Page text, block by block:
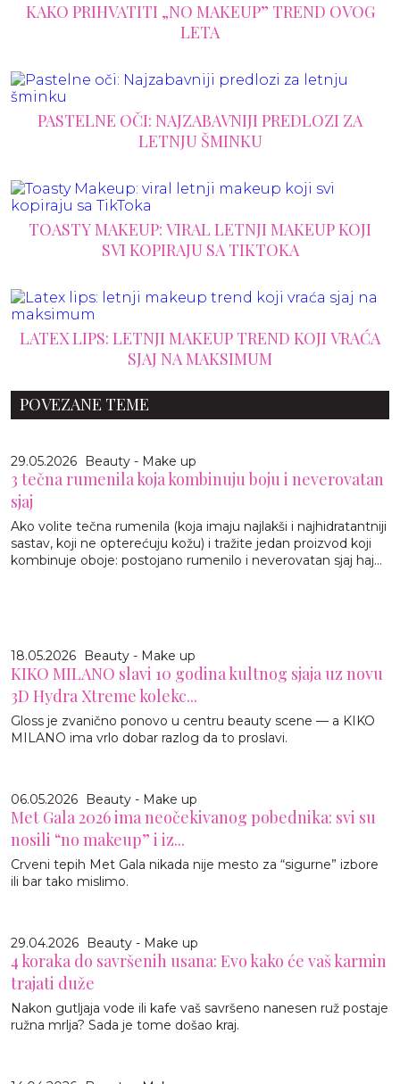
KAKO PRIHVATITI „NO MAKEUP” TREND OVOG
LETA
PASTELNE OČI: NAJZABAVNIJI PREDLOZI ZA
LETNJU ŠMINKU
TOASTY MAKEUP: VIRAL LETNJI MAKEUP KOJI
SVI KOPIRAJU SA TIKTOKA
LATEX LIPS: LETNJI MAKEUP TREND KOJI VRAĆA
SJAJ NA MAKSIMUM
POVEZANE TEME
29.05.2026 Beauty - Make up
3 tečna rumenila koja kombinuju boju i neverovatan
sjaj
Ako volite tečna rumenila (koja imaju najlakši i najhidratantniji
sastav, koji ne opterećuju kožu) i tražite jedan proizvod koji
kombinuje oboje: postojano rumenilo i neverovatan sjaj haj...
18.05.2026 Beauty - Make up
KIKO MILANO slavi 10 godina kultnog sjaja uz novu
3D Hydra Xtreme kolekc...
Gloss je zvanično ponovo u centru beauty scene — a KIKO
MILANO ima vrlo dobar razlog da to proslavi.
06.05.2026 Beauty - Make up
Met Gala 2026 ima neočekivanog pobednika: svi su
nosili “no makeup” i iz...
Crveni tepih Met Gala nikada nije mesto za “sigurne” izbore
ili bar tako mislimo.
29.04.2026 Beauty - Make up
4 koraka do savršenih usana: Evo kako će vaš karmin
trajati duže
Nakon gutljaja vode ili kafe vaš savršeno nanesen ruž postaje
ružna mrlja? Sada je tome došao kraj.